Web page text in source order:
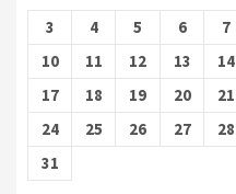
3
4 5 6 7
10
11 12 13 14
17
18 19 20 21
24
25 26 27 28
31